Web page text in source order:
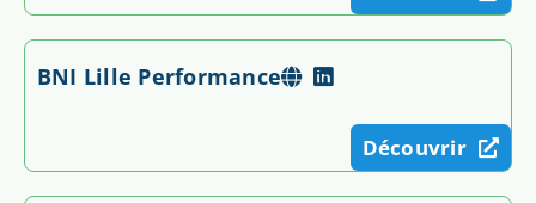
BNI Lille Performance
Découvrir